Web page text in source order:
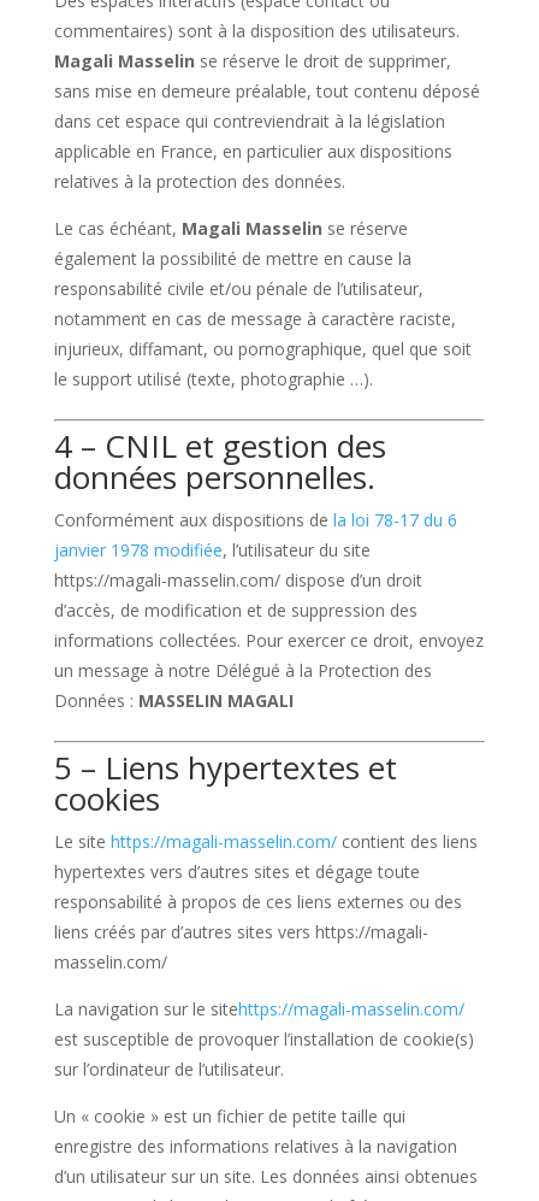
commentaires) sont à la disposition des utilisateurs.
Magali Masselin se réserve le droit de supprimer,
sans mise en demeure préalable, tout contenu déposé
dans cet espace qui contreviendrait à la législation
applicable en France, en particulier aux dispositions
relatives à la protection des données.
Le cas échéant, Magali Masselin se réserve
également la possibilité de mettre en cause la
responsabilité civile et/ou pénale de l’utilisateur,
notamment en cas de message à caractère raciste,
injurieux, diffamant, ou pornographique, quel que soit
le support utilisé (texte, photographie …).
4 – CNIL et gestion des
données personnelles.
Conformément aux dispositions de la loi 78-17 du 6
janvier 1978 modifiée, l’utilisateur du site
https://magali-masselin.com/ dispose d’un droit
d’accès, de modification et de suppression des
informations collectées. Pour exercer ce droit, envoyez
un message à notre Délégué à la Protection des
Données : MASSELIN MAGALI
5 – Liens hypertextes et
cookies
Le site https://magali-masselin.com/ contient des liens
hypertextes vers d’autres sites et dégage toute
responsabilité à propos de ces liens externes ou des
liens créés par d’autres sites vers https://magali-
masselin.com/
La navigation sur le sitehttps://magali-masselin.com/
est susceptible de provoquer l’installation de cookie(s)
sur l’ordinateur de l’utilisateur.
Un « cookie » est un fichier de petite taille qui
enregistre des informations relatives à la navigation
d’un utilisateur sur un site. Les données ainsi obtenues